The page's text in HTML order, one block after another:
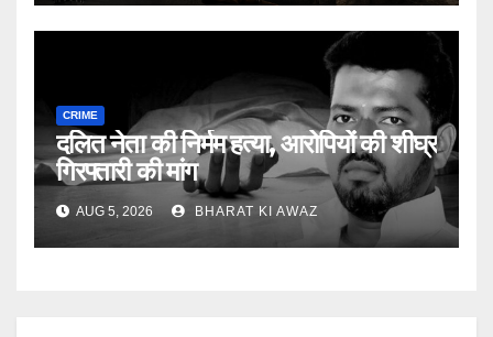
CRIME
दलित नेता की निर्मम हत्या, आरोपियों की शीघ्र
गिरफ्तारी की मांग
AUG 5, 2026 BHARAT KI AWAZ